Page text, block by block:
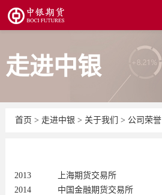
走进中银
首页 > 走进中银 > 关于我们 > 公司荣誉
2013 上海期货交易所
2014
中国金融期货交易所